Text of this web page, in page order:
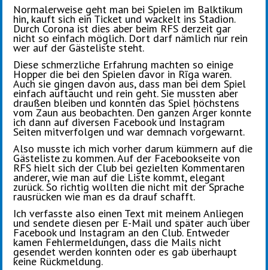
Normalerweise geht man bei Spielen im Balktikum
hin, kauft sich ein Ticket und wackelt ins Stadion.
Durch Corona ist dies aber beim RFS derzeit gar
nicht so einfach möglich. Dort darf nämlich nur rein
wer auf der Gästeliste steht.
Diese schmerzliche Erfahrung machten so einige
Hopper die bei den Spielen davor in Rīga waren.
Auch sie gingen davon aus, dass man bei dem Spiel
einfach auftaucht und rein geht. Sie mussten aber
draußen bleiben und konnten das Spiel höchstens
vom Zaun aus beobachten. Den ganzen Ärger konnte
ich dann auf diversen Facebook und Instagram
Seiten mitverfolgen und war demnach vorgewarnt.
Also musste ich mich vorher darum kümmern auf die
Gästeliste zu kommen. Auf der Facebookseite von
RFS hielt sich der Club bei gezielten Kommentaren
anderer, wie man auf die Liste kommt, elegant
zurück. So richtig wollten die nicht mit der Sprache
rausrücken wie man es da drauf schafft.
Ich verfasste also einen Text mit meinem Anliegen
und sendete diesen per E-Mail und später auch über
Facebook und Instagram an den Club. Entweder
kamen Fehlermeldungen, dass die Mails nicht
gesendet werden konnten oder es gab überhaupt
keine Rückmeldung.